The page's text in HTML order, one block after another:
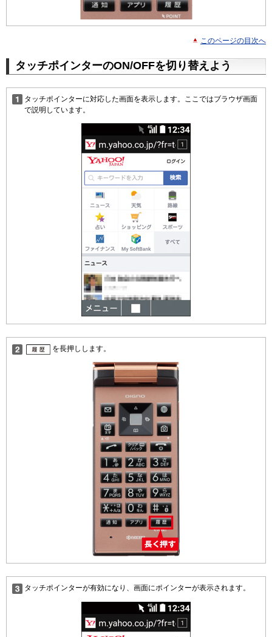
このページの目次へ
タッチポインターのON/OFFを切り替えよう
タッチポインターに対応した画面を表示します。ここではブラウザ画面
で説明しています。
を長押しします。
タッチポインターが有効になり、画面にポインターが表示されます。